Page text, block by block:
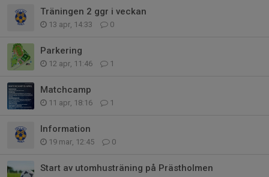
Träningen 2 ggr i veckan
13 apr, 14:33 0
Parkering
12 apr, 11:46 1
Matchcamp
11 apr, 18:16 1
Information
19 mar, 12:45 0
Start av utomhusträning på Prästholmen